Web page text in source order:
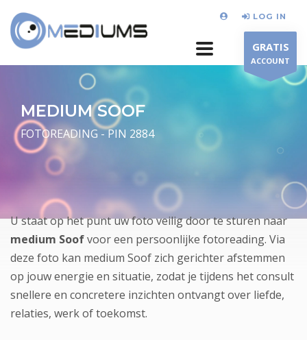
LOG IN
GRATIS
ACCOUNT
MEDIUM SOOF
FOTOREADING - PIN 2884
U staat op het punt uw foto veilig door te sturen naar
medium Soofvoor een persoonlijke fotoreading. Via
deze foto kan medium Soof zich gerichter afstemmen
op jouw energie en situatie, zodat je tijdens het consult
snellere en concretere inzichten ontvangt over liefde,
relaties, werk of toekomst.